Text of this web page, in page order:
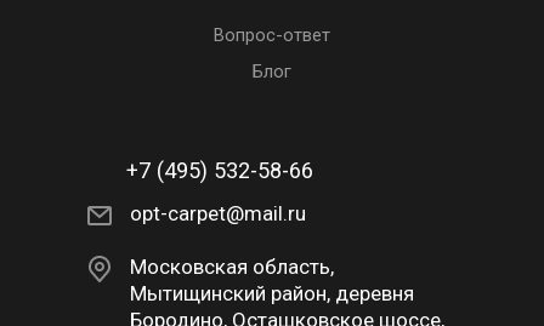
Вопрос-ответ
Блог
+7 (495) 532-58-66
opt-carpet@mail.ru
Московская область,
Мытищинский район, деревня
Бородино, Осташковское шоссе,